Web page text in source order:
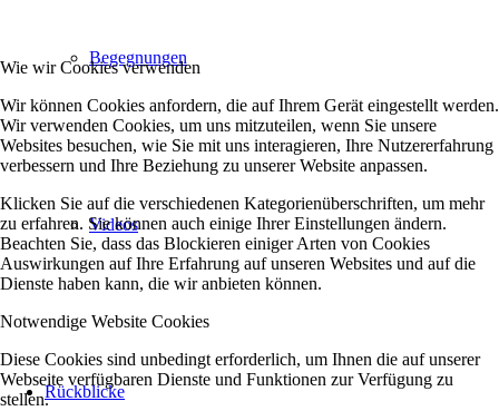
Begegnungen
Videos
Rückblicke
Wie wir Cookies verwenden
Wir können Cookies anfordern, die auf Ihrem Gerät eingestellt werden.
Wir verwenden Cookies, um uns mitzuteilen, wenn Sie unsere
Websites besuchen, wie Sie mit uns interagieren, Ihre Nutzererfahrung
verbessern und Ihre Beziehung zu unserer Website anpassen.
Klicken Sie auf die verschiedenen Kategorienüberschriften, um mehr
zu erfahren. Sie können auch einige Ihrer Einstellungen ändern.
Beachten Sie, dass das Blockieren einiger Arten von Cookies
Auswirkungen auf Ihre Erfahrung auf unseren Websites und auf die
Dienste haben kann, die wir anbieten können.
Notwendige Website Cookies
Diese Cookies sind unbedingt erforderlich, um Ihnen die auf unserer
Webseite verfügbaren Dienste und Funktionen zur Verfügung zu
stellen.